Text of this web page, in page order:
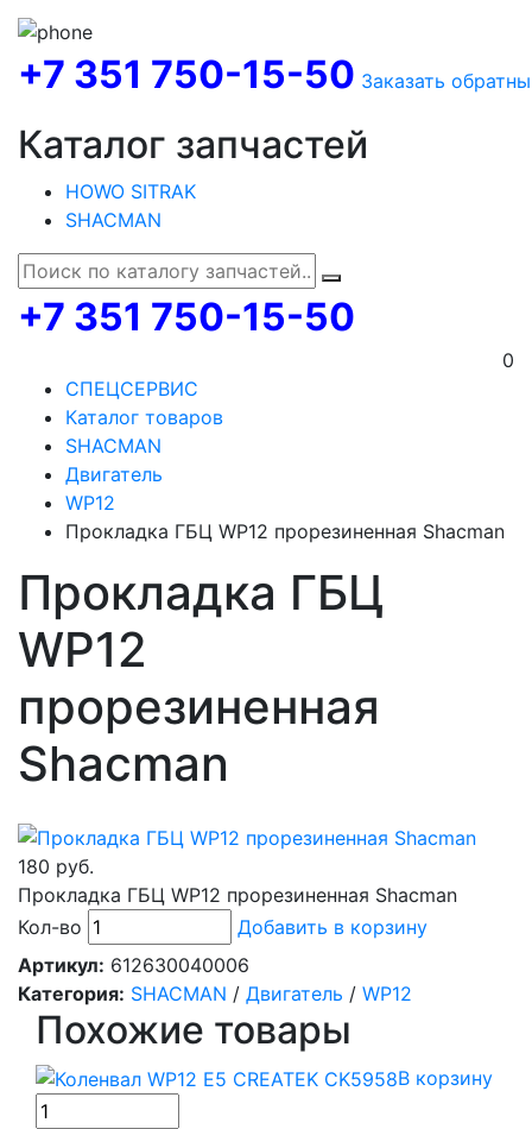
+7 351 750-15-50 Заказать
Каталог запчастей
HOWO SITRAK
SHACMAN
+7 351 750-15-50
0
СПЕЦСЕРВИС
Каталог товаров
SHACMAN
Двигатель
WP12
Прокладка ГБЦ WP12 прорезиненная Shacman
Прокладка ГБЦ
WP12
прорезиненная
Shacman
180 руб.
Прокладка ГБЦ WP12 прорезиненная Shacman
Кол-во
Добавить в корзину
Артикул: 612630040006
Категория: SHACMAN / Двигатель / WP12
Похожие товары
В корзину